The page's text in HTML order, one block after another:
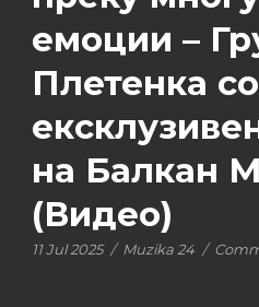
емоции –
Плетенка со
на Балкан
(Видео)
11 Jul 2025 / Muzika 24 /